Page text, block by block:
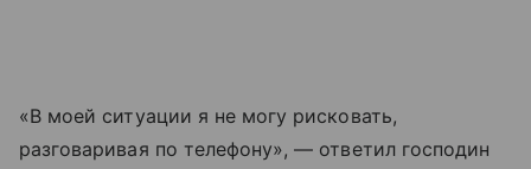
«В моей ситуации я не могу рисковать,
разговаривая по телефону», — ответил господин